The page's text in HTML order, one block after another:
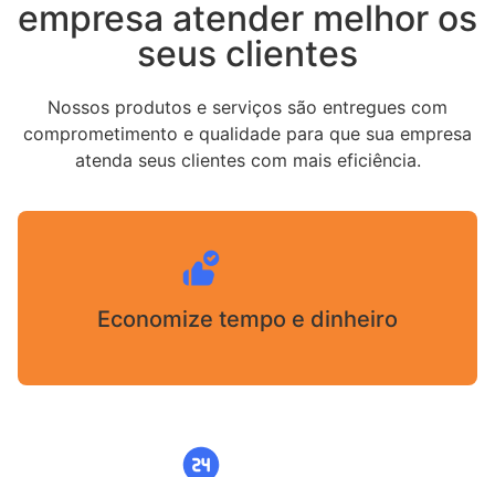
empresa atender melhor os
seus clientes
Nossos produtos e serviços são entregues com
comprometimento e qualidade para que sua empresa
atenda seus clientes com mais eficiência.
Economize tempo e dinheiro